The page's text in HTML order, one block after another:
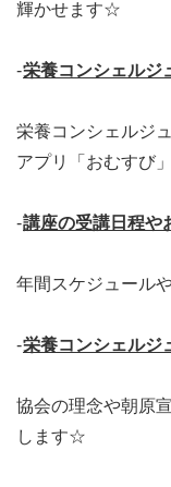
輝かせます☆
-栄養コンシェルジ
栄養コンシェルジ
アプリ「おむすび
-講座の受講日程や
年間スケジュール
-栄養コンシェルジ
協会の理念や朝原
します☆